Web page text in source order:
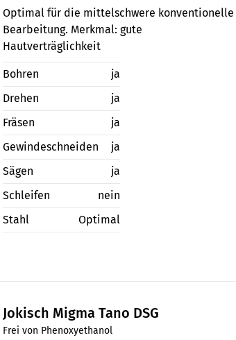
Optimal für die mittelschwere konventionelle
Bearbeitung. Merkmal: gute
Hautverträglichkeit
Bohren
ja
Drehen
ja
Fräsen
ja
Gewindeschneiden
ja
Sägen
ja
Schleifen
nein
Stahl
Optimal
Jokisch Migma Tano DSG
Frei von Phenoxyethanol